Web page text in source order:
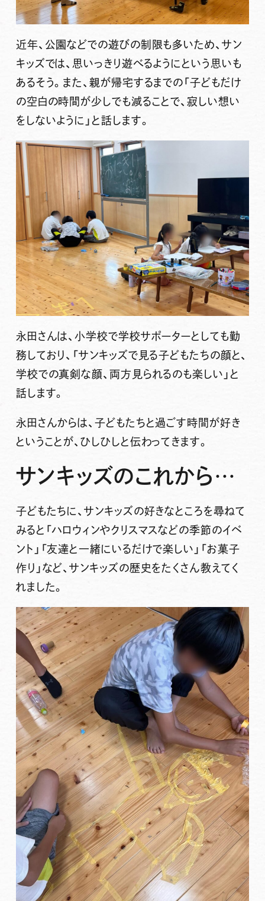
近年、公園などでの遊びの制限も多いため、サン
キッズでは、思いっきり遊べるようにという思いも
あるそう。また、親が帰宅するまでの「子どもだけ
の空白の時間 が少しでも減ることで、寂しい想い
をしないように」と話します。
永田さんは、小学校で学校サポーターとしても勤
務しており、「サンキッズで見る子どもたちの顔と、
学校での真剣な顔、両方見られるのも楽しい」と
話します。
永田さんからは、子どもたちと過ごす時間が好き
ということが、ひしひしと伝わってきます。
サンキッズのこれから…
子どもたちに、サンキッズの好きなところを尋ねて
みると「ハロウィンやクリスマスなどの季節のイベ
ント 」「友達と一緒にいるだけで楽しい」「お菓子
作り」など、サンキッズの歴史をたくさん教えてく
れました。